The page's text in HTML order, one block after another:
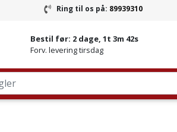
Ring til Granitbutikken 89939310
Ring til os på: 89939310
Bestil før: 2 dage, 1t 3m 42s
Forv. levering tirsdag